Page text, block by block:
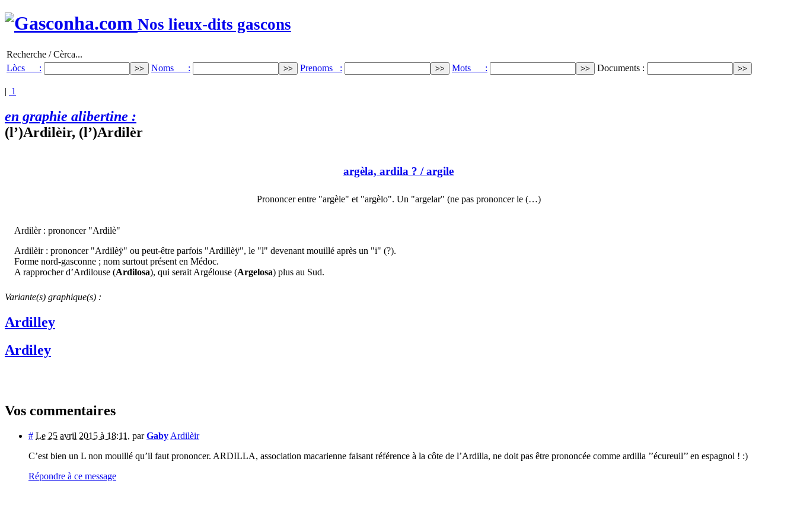
Nos lieux-dits gascons
Recherche / Cèrca...
Lòcs :
Noms : Prenoms : Mots : Documents :
| 1
en graphie alibertine :
(l’)Ardilèir, (l’)Ardilèr
argèla, ardila ? / argile
Prononcer entre "argèle" et "argèlo". Un "argelar" (ne pas prononcer le (…)
Ardilèr : prononcer "Ardilè"
Ardilèir : prononcer "Ardilèÿ" ou peut-être parfois "Ardillèÿ", le "l" devenant mouillé après un "i" (?).
Forme nord-gasconne ; nom surtout présent en Médoc.
A rapprocher d’Ardilouse (Ardilosa), qui serait Argélouse (Argelosa) plus au Sud.
Variante(s) graphique(s) :
Ardilley
Ardiley
Vos commentaires
# Le 25 avril 2015 à 18:11 , parGaby Ardilèir
C’est bien un L non mouillé qu’il faut prononcer. ARDILLA, association macarienne faisant référence à la côte de l’Ardilla, ne doit pas être prononcée comme ardilla ’’écureuil’’ en espagnol ! :)
Répondre à ce message